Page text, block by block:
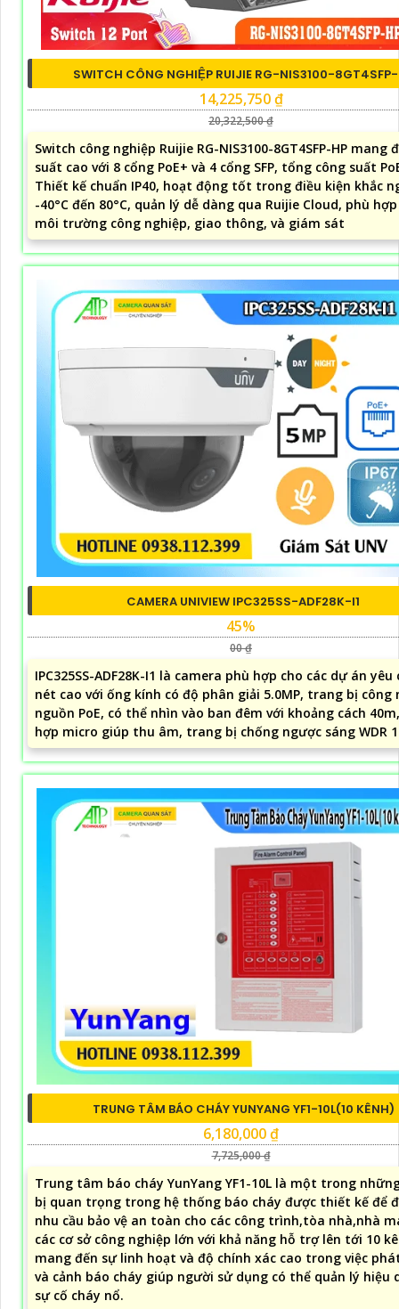
SWITCH CÔNG NGHIỆP RUIJIE RG-NIS3100-
14,225,750 ₫
20,322,500 ₫
Switch công nghiệp Ruijie RG-NIS3100-8GT4SFP-HP mang
suất cao với 8 cổng PoE+ và 4 cổng SFP, tổng công suất
Thiết kế chuẩn IP40, hoạt động tốt trong điều kiện khắc
-40°C đến 80°C, quản lý dễ dàng qua Ruijie Cloud, phù
môi trường công nghiệp, giao thông, và giám sát
CAMERA UNIVIEW IPC325SS-ADF28K-I1
45%
00 ₫
IPC325SS-ADF28K-I1 là camera phù hợp cho các dự án yêu
nét cao với ống kính có độ phân giải 5.0MP, trang bị công
nguồn PoE, có thể nhìn vào ban đêm với khoảng cách
hợp micro giúp thu âm, trang bị chống ngược sáng WDR
TRUNG TÂM BÁO CHÁY YUNYANG YF1-10L(10 KÊNH)
6,180,000 ₫
7,725,000 ₫
Trung tâm báo cháy YunYang YF1-10L là một trong
bị quan trọng trong hệ thống báo cháy được thiết kế để
nhu cầu bảo vệ an toàn cho các công trình,tòa nhà,nhà
các cơ sở công nghiệp lớn với khả năng hỗ trợ lên tới 10
mang đến sự linh hoạt và độ chính xác cao trong việc
và cảnh báo cháy giúp người sử dụng có thể quản lý hiệu
sự cố cháy nổ.